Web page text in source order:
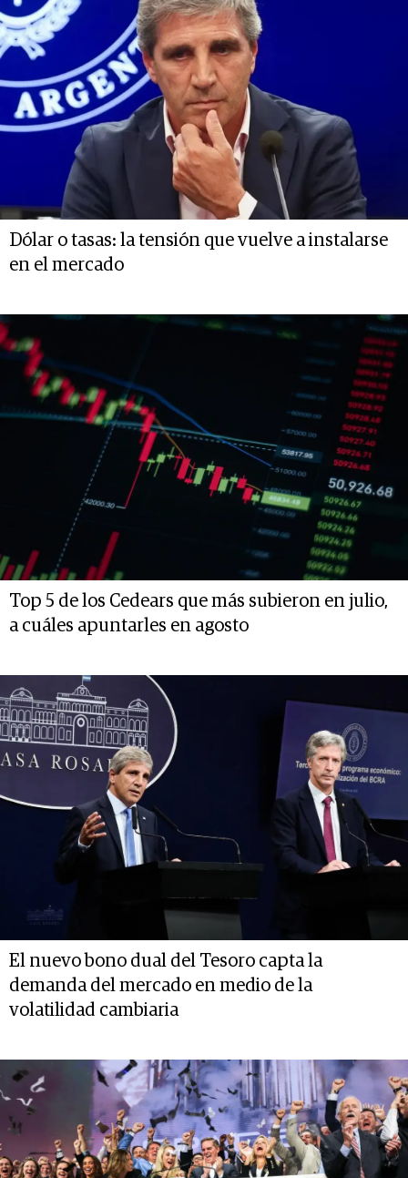
Dólar o tasas: la tensión que vuelve a instalarse
en el mercado
Top 5 de los Cedears que más subieron en julio,
a cuáles apuntarles en agosto
El nuevo bono dual del Tesoro capta la
demanda del mercado en medio de la
volatilidad cambiaria